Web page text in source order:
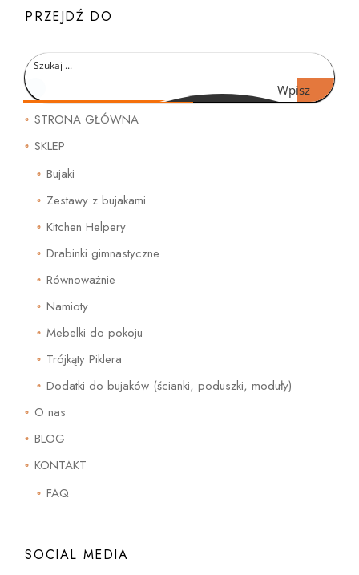
PRZEJDŹ DO
Wpisz
STRONA GŁÓWNA
SKLEP
Bujaki
Zestawy z bujakami
Kitchen Helpery
Drabinki gimnastyczne
Równoważnie
Namioty
Mebelki do pokoju
Trójkąty Piklera
Dodatki do bujaków (ścianki, poduszki, moduły)
O nas
BLOG
KONTAKT
FAQ
SOCIAL MEDIA